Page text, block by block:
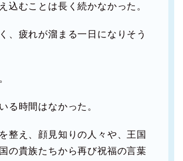
込むことは長く続かなかった。
、疲れが溜まる一日になりそう
る時間はなかった。
整え、顔見知りの人々や、王国
の貴族たちから再び祝福の言葉